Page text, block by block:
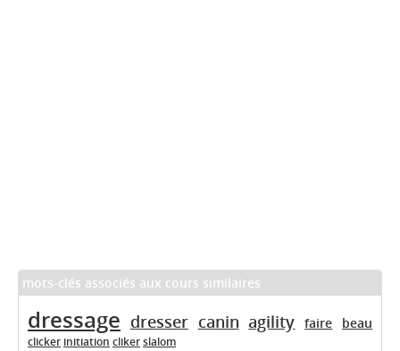
mots-clés associés aux cours similaires
dressage dresser canin agility faire beau
clicker initiation clikerslalom